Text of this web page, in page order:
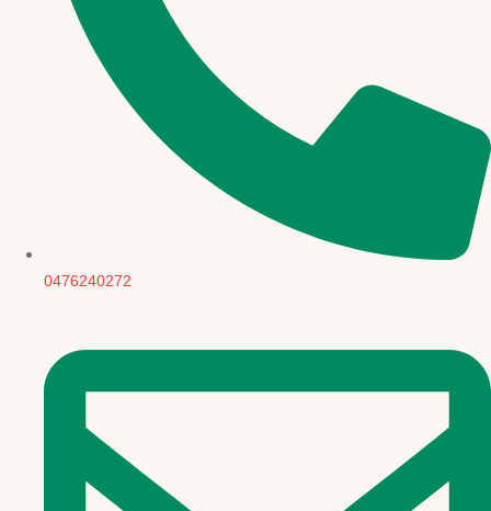
0476240272